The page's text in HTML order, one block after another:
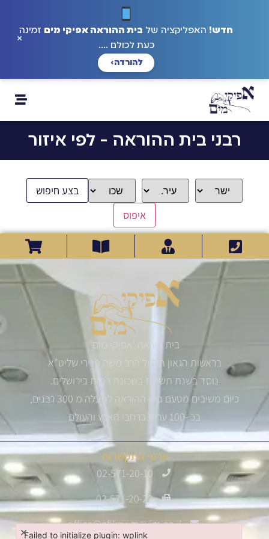
חדש! האפליקציה של בית ההוראה אפיקי מים זמינה
כעת לכולם ....
להורדה›
×
רבני בית ההוראה - לפי איזור
בצע חיפוש
איפוס
בית הוראה 'אפיקי מים'
בראשות הגאון הגדול הרב משה פנירי שליט"א
נוסד בשנת תשס"ז בשכונת רמות בירושלים.
כיום משיבים מטעם בית ההוראה למעלה מ 300 רבנים,
בכ -100 ערים ברחבי הארץ והעולם
פרטי התקשרות
02-571-20-10
02-571-20-22
office@afikey-mayim.co.il
Failed to initialize plugin: wplink
×